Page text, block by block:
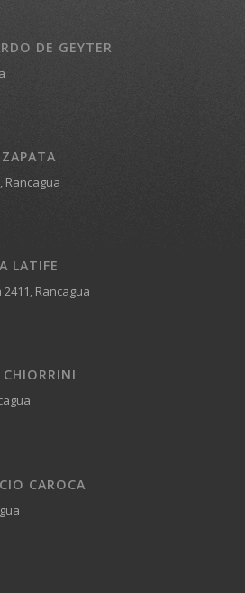
DE GEYTER
Rancagua
LATIFE
Rancagua
CAROCA